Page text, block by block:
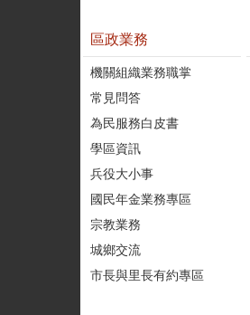
區政業務
機關組織業務職掌
常見問答
為民服務白皮書
學區資訊
兵役大小事
國民年金業務專區
宗教業務
城鄉交流
市長與里長有約專區